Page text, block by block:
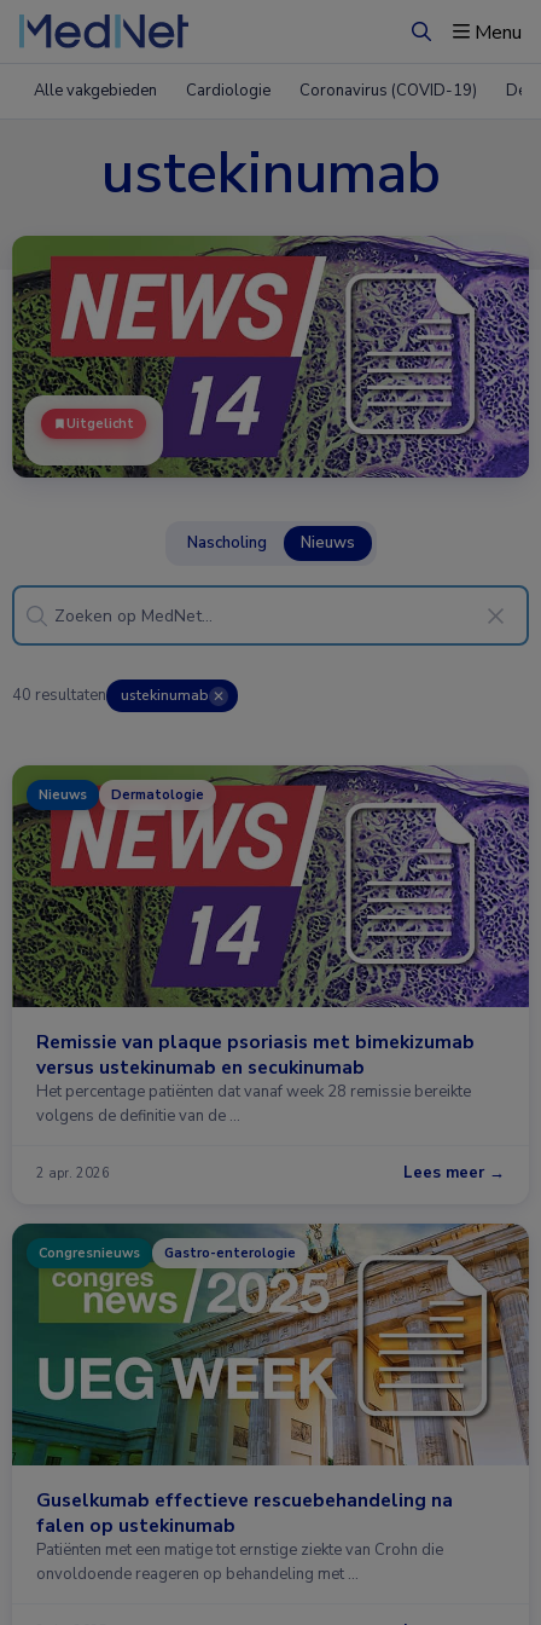
ZoekenMenu
Alle vakgebieden Cardiologie Coronavirus (COVID-19)
ustekinumab
Uitgelicht
Nascholing Nieuws
40 resultaten ustekinumab ✕
Nieuws Dermatologie
Remissie van plaque psoriasis met bimekizumab
versus ustekinumab en secukinumab
Het percentage patiënten dat vanaf week 28 remissie bereikte
volgens de definitie van de …
2 apr. 2026 Lees meer →
Congresnieuws Gastro-enterologie
Guselkumab effectieve rescuebehandeling na
falen op ustekinumab
Patiënten met een matige tot ernstige ziekte van Crohn die
onvoldoende reageren op behandeling met …